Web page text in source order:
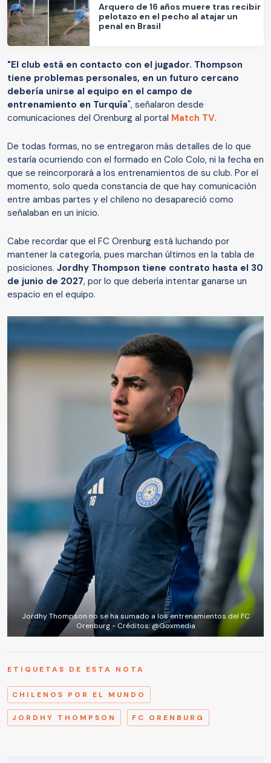
Arquero de 16 años muere tras recibir
pelotazo en el pecho al atajar un
penal en Brasil
"El club está en contacto con el jugador. Thompson
tiene problemas personales, en un futuro cercano
debería unirse al equipo en el campo de
entrenamiento en Turquía", señalaron desde
comunicaciones del Orenburg al portal Match TV.
De todas formas, no se entregaron más detalles de lo que
estaría ocurriendo con el formado en Colo Colo, ni la fecha en
que se reincorporará a los entrenamientos de su club. Por el
momento, solo queda constancia de que hay comunicación
entre ambas partes y el chileno no desapareció como
señalaban en un inicio.
Cabe recordar que el FC Orenburg está luchando por
mantener la categoría, pues marchan últimos en la tabla de
posiciones. Jordhy Thompson tiene contrato hasta el 30
de junio de 2027, por lo que debería intentar ganarse un
espacio en el equipo.
Jordhy Thompson no se ha sumado a los entrenamientos del FC
Orenburg - Créditos: @Goxmedia
ETIQUETAS DE ESTA NOTA
CHILENOS POR EL MUNDO
JORDHY THOMPSON FC ORENBURG